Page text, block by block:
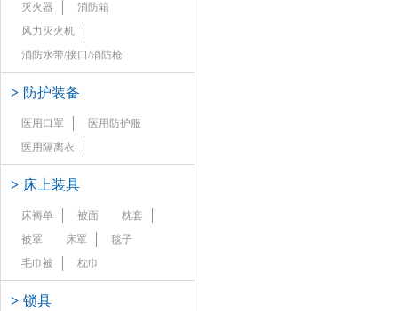
灭火器
消防箱
风力灭火机
消防水带/接口/消防枪
> 防护装备
医用口罩
医用防护服
医用隔离衣
> 床上装具
床褥单 被面
枕套
被罩
床罩
毯子
毛巾被
枕巾
> 锁具